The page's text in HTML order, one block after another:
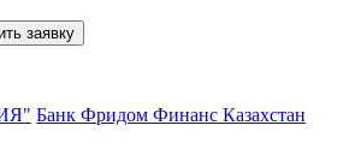
заявку
Банк Фридом Финанс Казахстан